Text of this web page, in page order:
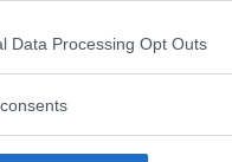
Data Processing Opt Outs